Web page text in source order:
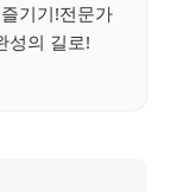
기기!전문가
성의 길로!